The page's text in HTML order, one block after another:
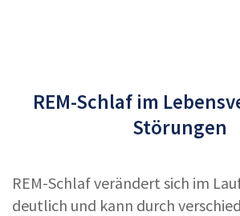
REM-Schlaf im
Störungen
REM-Schlaf verändert sich im
deutlich und kann durch